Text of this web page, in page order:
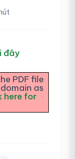
đây
PDF file
as
here for